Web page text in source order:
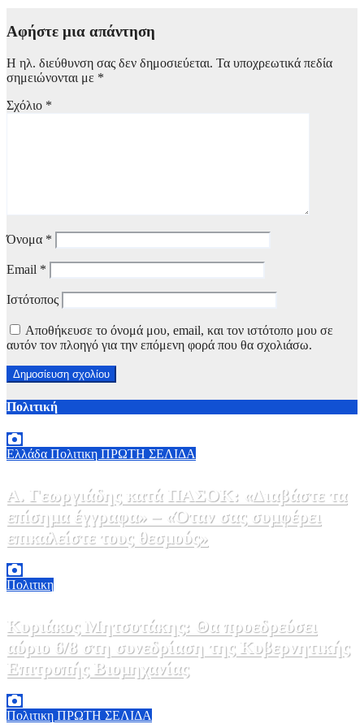
Αφήστε μια απάντηση
Η ηλ. διεύθυνση σας δεν δημοσιεύεται. Τα υποχρεωτικά πεδία
σημειώνονται με *
Σχόλιο *
Όνομα *
Email *
Ιστότοπος
Αποθήκευσε το όνομά μου, email, και τον ιστότοπο μου σε
αυτόν τον πλοηγό για την επόμενη φορά που θα σχολιάσω.
Πολιτική
Ελλάδα Πολιτικη ΠΡΩΤΗ ΣΕΛΙΔΑ
Α. Γεωργιάδης κατά ΠΑΣΟΚ: «Διαβάστε τα
επίσημα έγγραφα» – «Όταν σας συμφέρει
επικαλείστε τους θεσμούς»
Πολιτικη
Κυριάκος Μητσοτάκης: Θα προεδρεύσει
αύριο 6/8 στη συνεδρίαση της Κυβερνητικής
Επιτροπής Βιομηχανίας
Πολιτικη ΠΡΩΤΗ ΣΕΛΙΔΑ